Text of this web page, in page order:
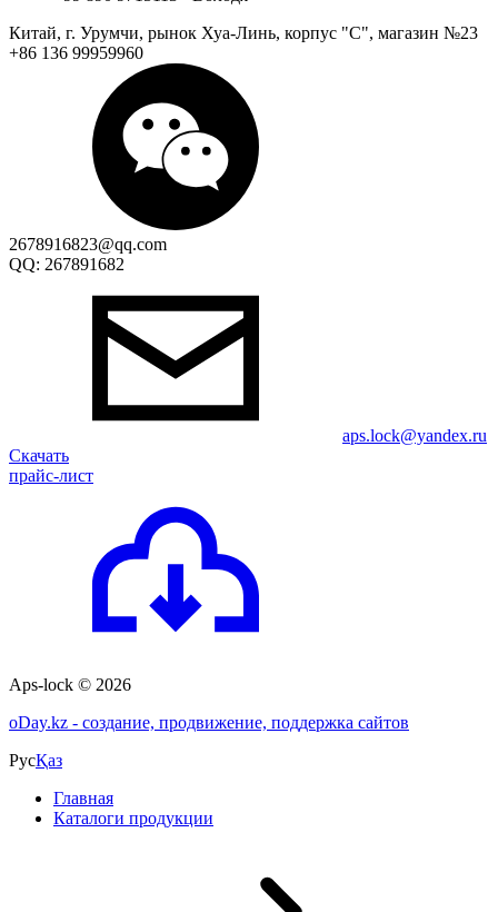
Китай, г. Урумчи, рынок Хуа-Линь, корпус "С", магазин №23
+86 136 99959960
2678916823@qq.com
QQ: 267891682
aps.lock@yandex.ru
Скачать
прайс-лист
Aps-lock © 2026
oDay.kz - создание, продвижение, поддержка сайтов
РусҚаз
Главная
Каталоги продукции